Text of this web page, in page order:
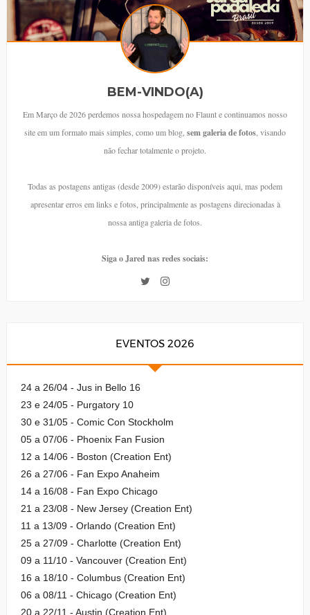
BEM-VINDO(A)
Em Março de 2026 perdemos nossa hospedagem no Flaunt e continuamos nosso
site em um formato mais simples, como um blog, sem galeria de fotos , visando
não fechar totalmente o projeto.
Todas as postagens antigas (desde 2009) estarão disponíveis aqui, mas podem
apresentar erros em links e fotos, principalmente as postagens direcionadas à
nossa antiga galeria de fotos.
Siga o Jared nas redes sociais:
EVENTOS 2026
24 a 26/04 - Jus in Bello 16
23 e 24/05 - Purgatory 10
30 e 31/05 - Comic Con Stockholm
05 a 07/06 - Phoenix Fan Fusion
12 a 14/06 - Boston (Creation Ent)
26 a 27/06 - Fan Expo Anaheim
14 a 16/08 - Fan Expo Chicago
21 a 23/08 - New Jersey (Creation Ent)
11 a 13/09 - Orlando (Creation Ent)
25 a 27/09 - Charlotte (Creation Ent)
09 a 11/10 - Vancouver (Creation Ent)
16 a 18/10 - Columbus (Creation Ent)
06 a 08/11 - Chicago (Creation Ent)
20 a 22/11 - Austin (Creation Ent)